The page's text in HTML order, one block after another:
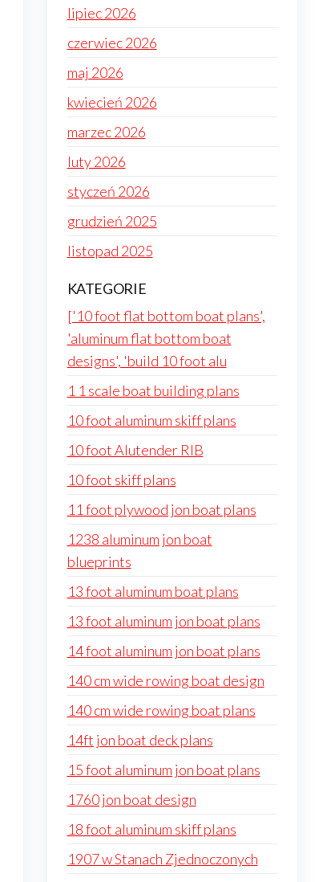
lipiec 2026
czerwiec 2026
maj 2026
kwiecień 2026
marzec 2026
luty 2026
styczeń 2026
grudzień 2025
listopad 2025
KATEGORIE
['10 foot flat bottom boat plans',
'aluminum flat bottom boat
designs', 'build 10 foot alu
1 1 scale boat building plans
10 foot aluminum skiff plans
10 foot Alutender RIB
10 foot skiff plans
11 foot plywood jon boat plans
1238 aluminum jon boat
blueprints
13 foot aluminum boat plans
13 foot aluminum jon boat plans
14 foot aluminum jon boat plans
140 cm wide rowing boat design
140 cm wide rowing boat plans
14ft jon boat deck plans
15 foot aluminum jon boat plans
1760 jon boat design
18 foot aluminum skiff plans
1907 w Stanach Zjednoczonych